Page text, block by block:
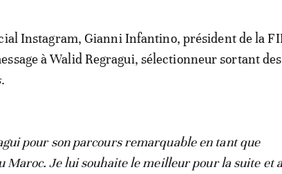
Instagram, Gianni Infantino, président de la
à Walid Regragui, sélectionneur sortant des
.
pour son parcours remarquable en tant que
Maroc. Je lui souhaite le meilleur pour la suite et